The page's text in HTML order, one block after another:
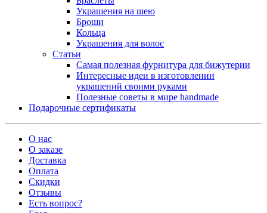
Украшения на шею
Броши
Кольца
Украшения для волос
Статьи
Самая полезная фурнитура для бижутерии
Интересные идеи в изготовлении
украшений своими руками
Полезные советы в мире handmade
Подарочные сертификаты
О нас
О заказе
Доставка
Оплата
Скидки
Отзывы
Есть вопрос?